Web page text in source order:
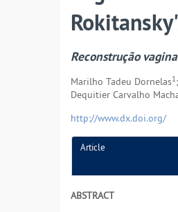
Reconstrução
Marilho Tadeu Dornelas1
Dequitier Carvalho
http://www.dx.doi.org/
Article
ABSTRACT